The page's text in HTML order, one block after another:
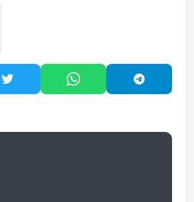
Paylaş
Twitter'da PaylaşWhatsApp'ta Paylaş